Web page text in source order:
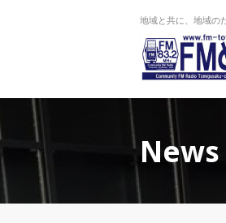
地域と共に、地域の
News